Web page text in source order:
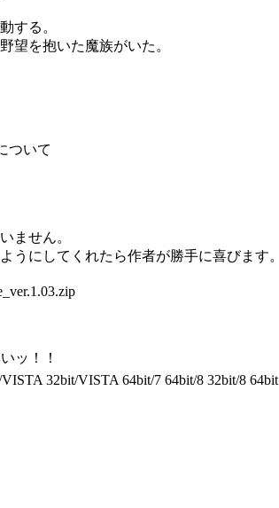
する。
望を抱いた魔族がいた。
ついて
ません。
うにしてくれたら作者が勝手に喜びます。
ッ！！
32bit/VISTA 64bit/7 64bit/8 32bit/8 64bit